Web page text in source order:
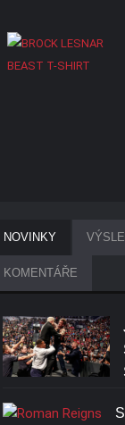
NOVINKY
KOMENTÁŘE